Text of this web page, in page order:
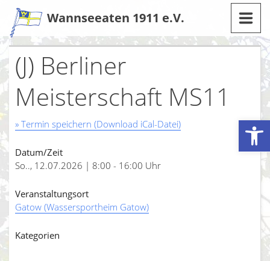
Werkzeugleiste öffnen
Zum
Inhalt
Wannseeaten 1911 e.V.
(J) Berliner
Meisterschaft MS11
» Termin speichern (Download iCal-Datei)
Datum/Zeit
So.., 12.07.2026 | 8:00 - 16:00 Uhr
Veranstaltungsort
Gatow (Wassersportheim Gatow)
Kategorien